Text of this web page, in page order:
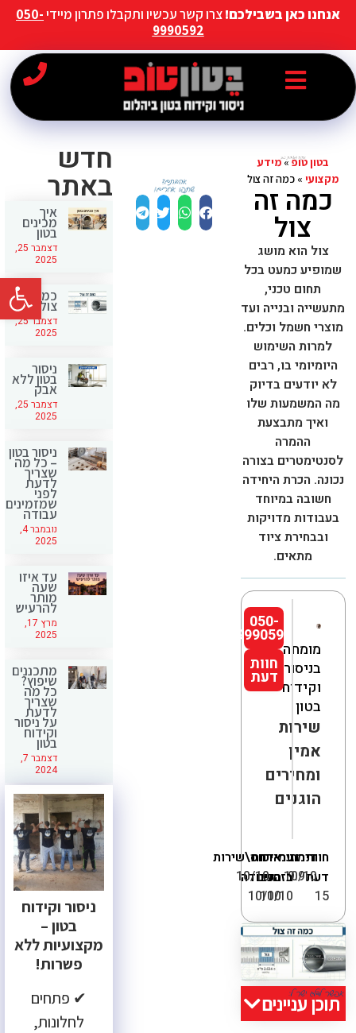
פתח
אנחנו כאן בשבילכם!צרו קשר עכשיו ותקבלו פתרון מיידי050-
9990592
בטון טופ»מידע
מקצועי» כמה זה צול
כמה זה
צול
צול הוא מושג
שמופיע כמעט בכל
תחום טכני,
מתעשייה ובנייה ועד
מוצרי חשמל וכלים.
למרות השימוש
היומיומי בו, רבים
לא יודעים בדיוק
מה המשמעות שלו
ואיך מתבצעת
ההמרה
לסנטימטרים בצורה
נכונה. הכרת היחידה
חשובה במיוחד
בעבודות מדויקות
ובבחירת ציוד
מתאים.
מומחה
בניסור
וקידוח
בטון
שירות
אמין
ומחירים
הוגנים
050-
9990592
חוות
דעת
חוות
דעת
15
דירוג
10/10
מחיר
9.9
עמידה
בזמנים
10/10
איכות
העבודה
10/10
יחס\שירות
10/10
תוכן עניינים
חדש
באתר
איך
מכינים
בטון
דצמבר 25,
2025
כמה זה
צול
דצמבר 25,
2025
ניסור
בטון ללא
אבק
דצמבר 25,
2025
ניסור בטון
– כל מה
שצריך
לדעת
לפני
שמזמינים
עבודה
נובמבר 4,
2025
עד איזו
שעה
מותר
להרעיש
מרץ 17,
2025
מתכננים
שיפוץ?
כל מה
שצריך
לדעת
על ניסור
וקידוח
בטון
דצמבר 7,
2024
ניסור וקידוח
בטון –
מקצועיות ללא
פשרות!
✔ פתחים
לחלונות,